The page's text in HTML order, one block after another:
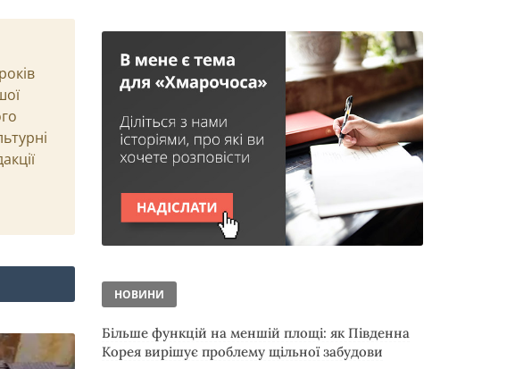
НОВИНИ
Більше функцій на меншій площі: як Південна
Корея вирішує проблему щільної забудови